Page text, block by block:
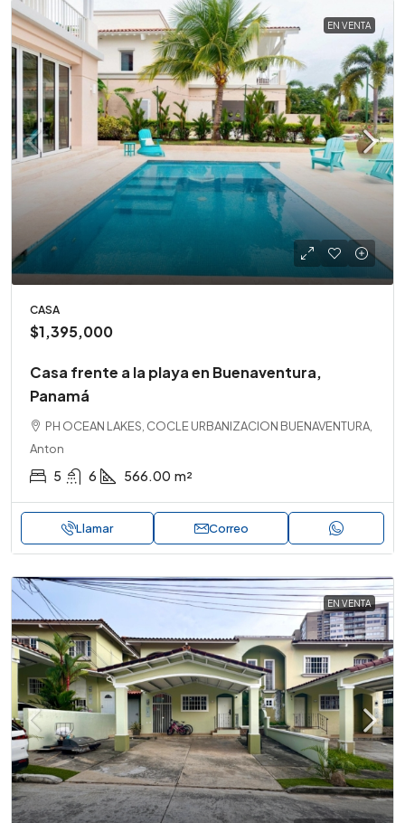
EN VENTA
CASA
$1,395,000
Casa frente a la playa en Buenaventura,
Panamá
PH OCEAN LAKES, COCLE URBANIZACION BUENAVENTURA,
Anton
5 6 566.00 m²
Llamar Correo
EN VENTA